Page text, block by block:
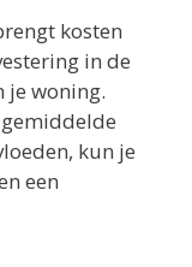
kosten
in de
je woning.
kun je
een